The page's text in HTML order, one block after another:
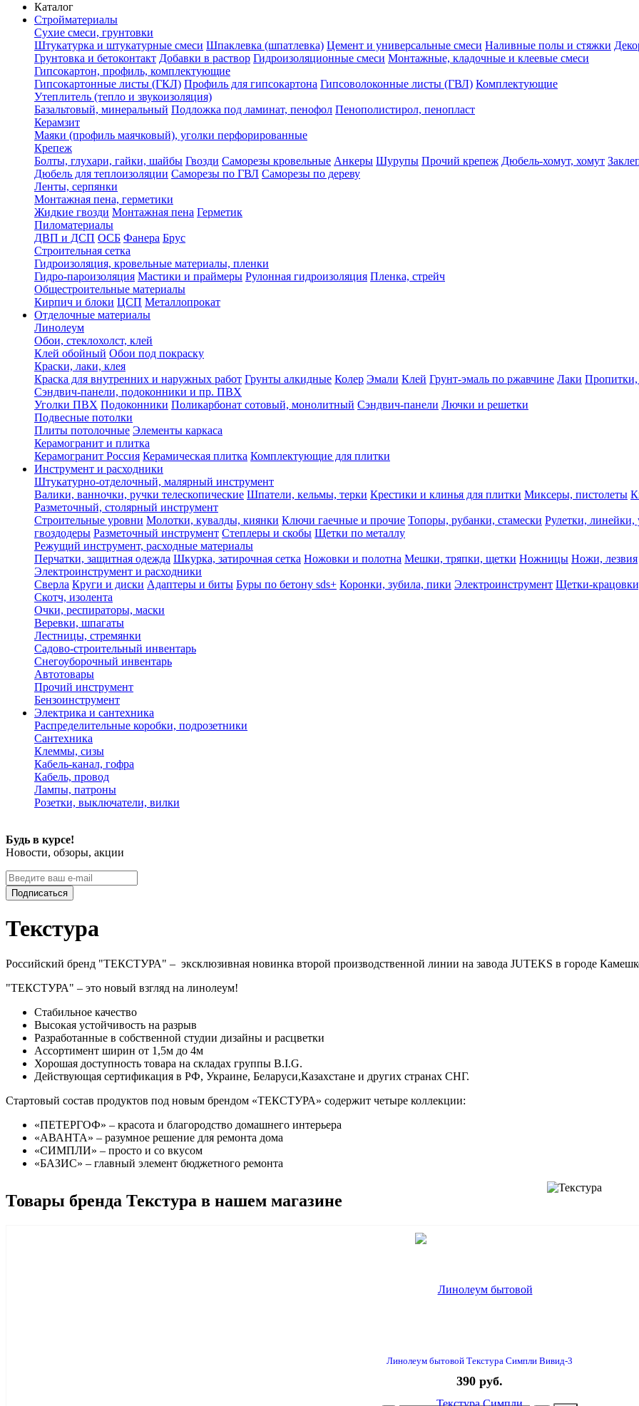
Каталог
Стройматериалы
Сухие смеси, грунтовки
Штукатурка и штукатурные смеси Шпаклевка (шпатлевка) Цемент и универсальные смеси Наливные полы и стяжки
Грунтовка и бетоконтакт Добавки в раствор Гидроизоляционные смеси Монтажные, кладочные и клеевые смеси
Гипсокартон, профиль, комплектующие
Гипсокартонные листы (ГКЛ) Профиль для гипсокартона Гипсоволоконные листы (ГВЛ) Комплектующие
Утеплитель (тепло и звукоизоляция)
Базальтовый, минеральный Подложка под ламинат, пенофол Пенополистирол, пенопласт
Керамзит
Маяки (профиль маячковый), уголки перфорированные
Крепеж
Болты, глухари, гайки, шайбы Гвозди Саморезы кровельные Анкеры Шурупы Прочий крепеж Дюбель-хомут, хомут
Дюбель для теплоизоляции Саморезы по ГВЛ Саморезы по дереву
Ленты, серпянки
Монтажная пена, герметики
Жидкие гвозди Монтажная пена Герметик
Пиломатериалы
ДВП и ДСП ОСБ Фанера Брус
Строительная сетка
Гидроизоляция, кровельные материалы, пленки
Гидро-пароизоляция Мастики и праймеры Рулонная гидроизоляция Пленка, стрейч
Общестроительные материалы
Кирпич и блоки ЦСП Металлопрокат
Отделочные материалы
Линолеум
Обои, стеклохолст, клей
Клей обойный Обои под покраску
Краски, лаки, клея
Краска для внутренних и наружных работ Грунты алкидные Колер Эмали Клей Грунт-эмаль по ржавчине Лаки Пропитки,
Сэндвич-панели, подоконники и пр. ПВХ
Уголки ПВХ Подоконники Поликарбонат сотовый, монолитный Сэндвич-панели Лючки и решетки
Подвесные потолки
Плиты потолочные Элементы каркаса
Керамогранит и плитка
Керамогранит Россия Керамическая плитка Комплектующие для плитки
Инструмент и расходники
Штукатурно-отделочный, малярный инструмент
Валики, ванночки, ручки телескопические Шпатели, кельмы, терки Крестики и клинья для плитки Миксеры, пистолеты
Разметочный, столярный инструмент
Строительные уровни Молотки, кувалды, киянки Ключи гаечные и прочие Топоры, рубанки, стамески Рулетки, линейки,
гвоздодеры Разметочный инструмент Степлеры и скобы Щетки по металлу
Режущий инструмент, расходные материалы
Перчатки, защитная одежда Шкурка, затирочная сетка Ножовки и полотна Мешки, тряпки, щетки Ножницы Ножи, лезвия
Электроинструмент и расходники
Сверла Круги и диски Адаптеры и биты Буры по бетону sds+ Коронки, зубила, пики Электроинструмент Щетки-
Скотч, изолента
Очки, респираторы, маски
Веревки, шпагаты
Лестницы, стремянки
Садово-строительный инвентарь
Снегоуборочный инвентарь
Автотовары
Прочий инструмент
Бензоинструмент
Электрика и сантехника
Распределительные коробки, подрозетники
Сантехника
Клеммы, сизы
Кабель-канал, гофра
Кабель, провод
Лампы, патроны
Розетки, выключатели, вилки
Будь в курсе!
Новости, обзоры, акции
Подписаться
Текстура
Российский бренд "ТЕКСТУРА" – эксклюзивная новинка второй производственной линии на завода JUTEKS в городе
"ТЕКСТУРА" – это новый взгляд на линолеум!
Стабильное качество
Высокая устойчивость на разрыв
Разработанные в собственной студии дизайны и расцветки
Ассортимент ширин от 1,5м до 4м
Хорошая доступность товара на складах группы B.I.G.
Действующая сертификация в РФ, Украине, Беларуси,Казахстане и других странах СНГ.
Стартовый состав продуктов под новым брендом «ТЕКСТУРА» содержит четыре коллекции:
«ПЕТЕРГОФ» – красота и благородство домашнего интерьера
«АВАНТА» – разумное решение для ремонта дома
«СИМПЛИ» – просто и со вкусом
«БАЗИС» – главный элемент бюджетного ремонта
Товары бренда Текстура в нашем магазине
Линолеум бытовой Текстура Симпли Вивид-3
390 руб.